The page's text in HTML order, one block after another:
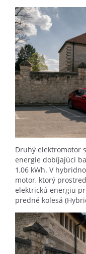
Druhý elektromotor
energie dobíjajúci
1,06 kWh. V
motor, ktorý
elektrickú energiu
predné kolesá